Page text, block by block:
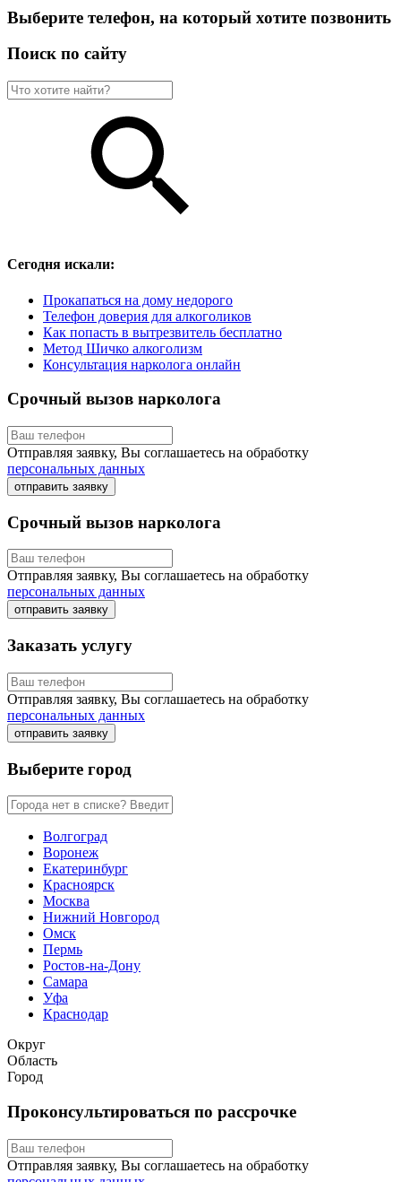
Выберите телефон, на который хотите позвонить
Поиск по сайту
Сегодня искали:
Прокапаться на дому недорого
Телефон доверия для алкоголиков
Как попасть в вытрезвитель бесплатно
Метод Шичко алкоголизм
Консультация нарколога онлайн
Срочный вызов нарколога
Отправляя заявку, Вы соглашаетесь на обработку
персональных данных
отправить заявку
Срочный вызов нарколога
Отправляя заявку, Вы соглашаетесь на обработку
персональных данных
отправить заявку
Заказать услугу
Отправляя заявку, Вы соглашаетесь на обработку
персональных данных
отправить заявку
Выберите город
Волгоград
Воронеж
Екатеринбург
Красноярск
Москва
Нижний Новгород
Омск
Пермь
Ростов-на-Дону
Самара
Уфа
Краснодар
Округ
Область
Город
Проконсультироваться по рассрочке
Отправляя заявку, Вы соглашаетесь на обработку